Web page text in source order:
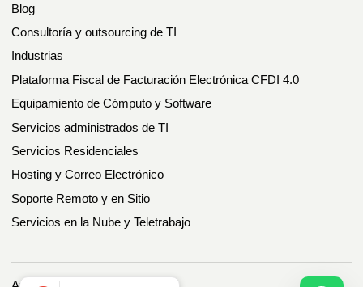
Blog
Consultoría y outsourcing de TI
Industrias
Plataforma Fiscal de Facturación Electrónica CFDI 4.0
Equipamiento de Cómputo y Software
Servicios administrados de TI
Servicios Residenciales
Hosting y Correo Electrónico
Soporte Remoto y en Sitio
Servicios en la Nube y Teletrabajo